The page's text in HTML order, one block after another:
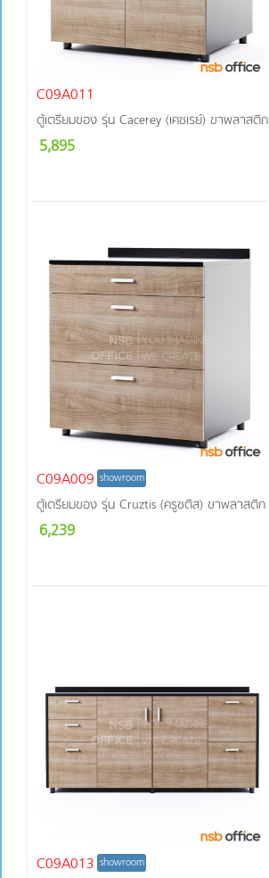
C09A011
ตู้เตรียมของ รุ่น Cacerey (เคซเรย์) ขาพลาสติก
5,895
C09A009 showroom
ตู้เตรียมของ รุ่น Cruztis (ครูซติส) ขาพลาสติก
6,239
C09A013 showroom